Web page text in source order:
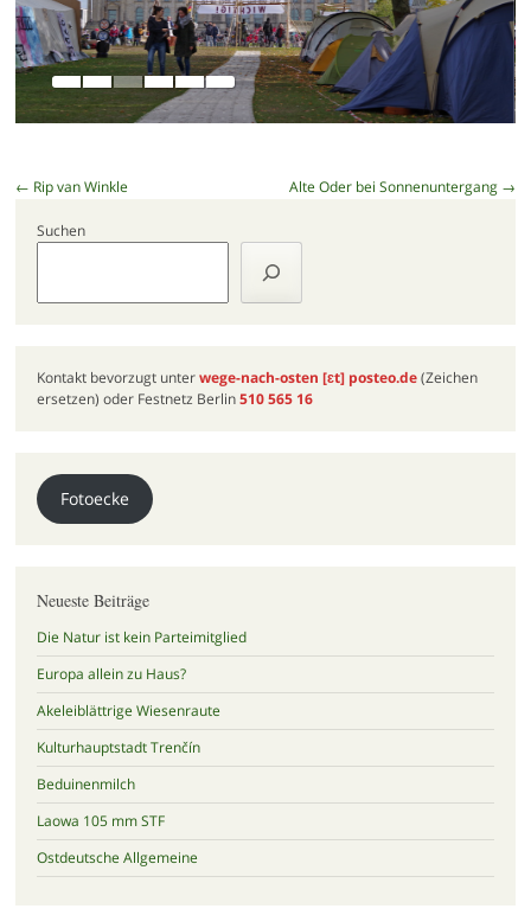
Beitragsnavigation
← Rip van Winkle Alte Oder bei Sonnenuntergang →
Suchen
Kontakt bevorzugt unterwege-nach-osten [ɛt]posteo.de(Zeichen
ersetzen) oder Festnetz Berlin510 565 16
Fotoecke
Neueste Beiträge
Die Natur ist kein Parteimitglied
Europa allein zu Haus?
Akeleiblättrige Wiesenraute
Kulturhauptstadt Trenčín
Beduinenmilch
Laowa 105 mm STF
Ostdeutsche Allgemeine